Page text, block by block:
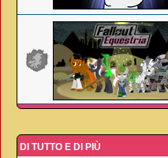
DI TUTTO E DI PIÙ